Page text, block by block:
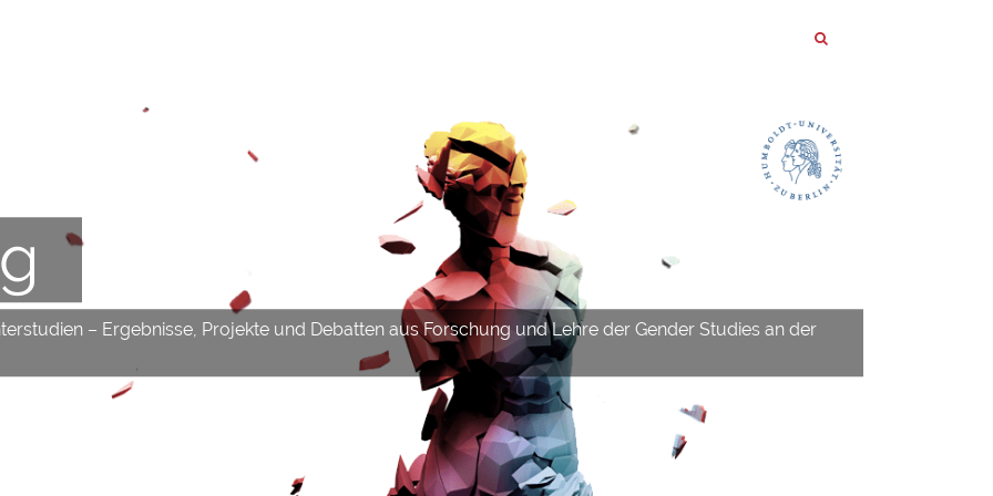
– Ergebnisse, Projekte und Debatten aus Forschung und Lehre der Gender Studies an der